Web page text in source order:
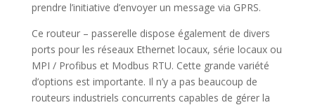
prendre l’initiative d’envoyer un message via GPRS.
Ce routeur – passerelle dispose également de divers
ports pour les réseaux Ethernet locaux, série locaux ou
MPI / Profibus et Modbus RTU. Cette grande variété
d’options est importante. Il n’y a pas beaucoup de
routeurs industriels concurrents capables de gérer la